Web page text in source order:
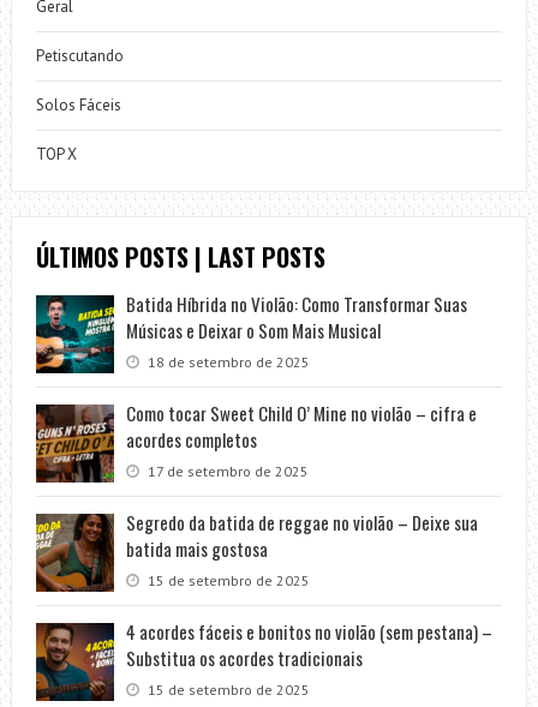
Geral
Petiscutando
Solos Fáceis
TOP X
ÚLTIMOS POSTS | LAST POSTS
Batida Híbrida no Violão: Como Transformar Suas
Músicas e Deixar o Som Mais Musical
18 de setembro de 2025
Como tocar Sweet Child O’ Mine no violão – cifra e
acordes completos
17 de setembro de 2025
Segredo da batida de reggae no violão – Deixe sua
batida mais gostosa
15 de setembro de 2025
4 acordes fáceis e bonitos no violão (sem pestana) –
Substitua os acordes tradicionais
15 de setembro de 2025